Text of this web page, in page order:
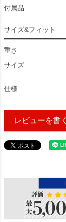
付属品
サイズ&フィット
重さ
サイズ
仕様
レビューを書く